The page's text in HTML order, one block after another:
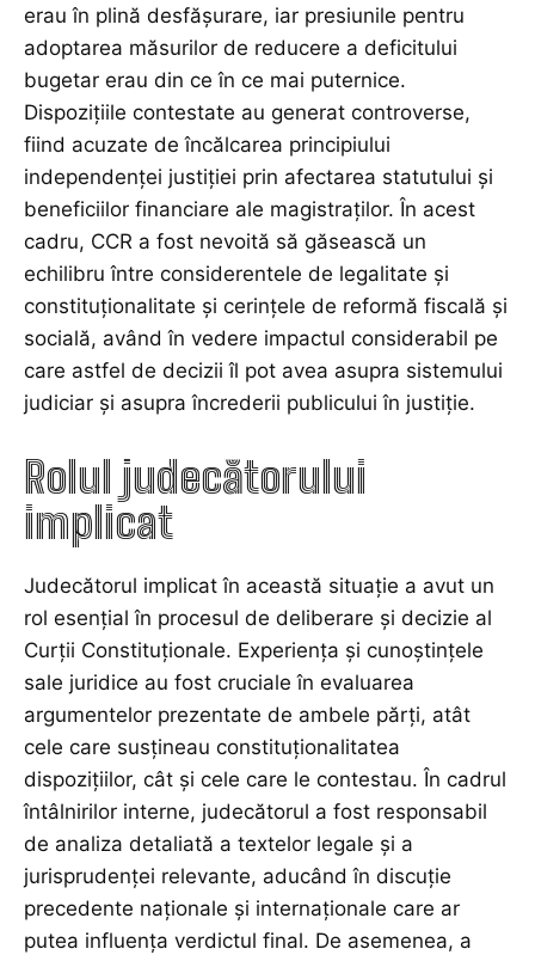
erau în plină desfășurare, iar presiunile pentru
adoptarea măsurilor de reducere a deficitului
bugetar erau din ce în ce mai puternice.
Dispozițiile contestate au generat controverse,
fiind acuzate de încălcarea principiului
independenței justiției prin afectarea statutului și
beneficiilor financiare ale magistraților. În acest
cadru, CCR a fost nevoită să găsească un
echilibru între considerentele de legalitate și
constituționalitate și cerințele de reformă fiscală și
socială, având în vedere impactul considerabil pe
care astfel de decizii îl pot avea asupra sistemului
judiciar și asupra încrederii publicului în justiție.
Rolul judecătorului
implicat
Judecătorul implicat în această situație a avut un
rol esențial în procesul de deliberare și decizie al
Curții Constituționale. Experiența și cunoștințele
sale juridice au fost cruciale în evaluarea
argumentelor prezentate de ambele părți, atât
cele care susțineau constituționalitatea
dispozițiilor, cât și cele care le contestau. În cadrul
întâlnirilor interne, judecătorul a fost responsabil
de analiza detaliată a textelor legale și a
jurisprudenței relevante, aducând în discuție
precedente naționale și internaționale care ar
putea influența verdictul final. De asemenea, a